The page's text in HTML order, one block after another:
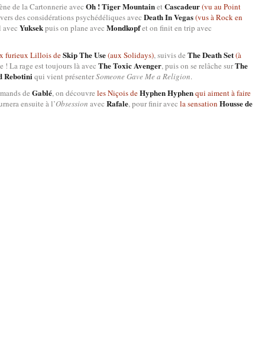
de la Cartonnerie avec Oh ! Tiger Mountainet Cascadeur(vu au Point
des considérations psychédéliques avec Death In Vegas(vus à Rock en
avec Yuksekpuis on plane avec Mondkopfet on finit en trip avec
furieux Lillois deSkip The Use(aux Solidays), suivis de The Death Set(à
! La rage est toujours là avec The Toxic Avenger, puis on se relâche surThe
Rebotiniqui vient présenterSomeone Gave Me a Religion.
de Gablé, on découvre les Niçois deHyphen Hyphenqui aiment à faire
ensuite à l’Obsession avec Rafale, pour finir avec la sensation Housse de